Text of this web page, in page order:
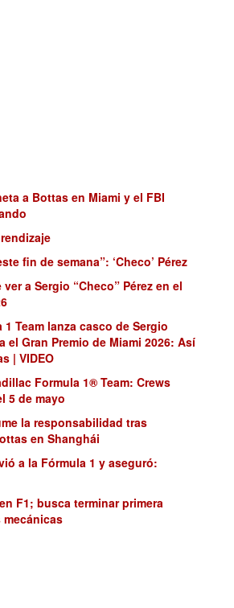
a Bottas en Miami y el FBI
fin de semana”: ‘Checo’ Pérez
a Sergio “Checo” Pérez en el
Team lanza casco de Sergio
el Gran Premio de Miami 2026: Así
| VIDEO
Formula 1® Team: Crews
5 de mayo
la responsabilidad tras
en Shanghái
a la Fórmula 1 y aseguró:
F1; busca terminar primera